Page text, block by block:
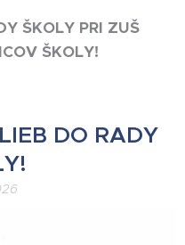
ŠKOLY PRI ZUŠ
ŠKOLY!
DO RADY